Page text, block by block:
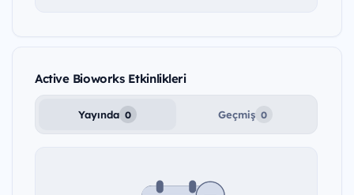
Active Bioworks Etkinlikleri
Yayında 0 Geçmiş 0